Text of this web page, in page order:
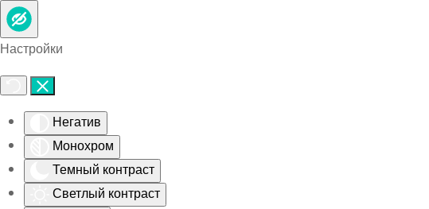
Настройки
Негатив
Монохром
Темный контраст
Светлый контраст
Skip to main content